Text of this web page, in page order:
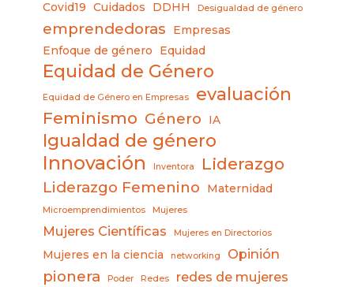
Covid19 Cuidados DDHH Desigualdad de género
emprendedoras
Empresas
Enfoque de género
Equidad
Equidad de Género
Equidad de Género en Empresas evaluación
Feminismo Género IA
Igualdad de género
Innovación Inventora Liderazgo
Liderazgo Femenino Maternidad
Microemprendimientos Mujeres
Mujeres Científicas Mujeres en Directorios
Mujeres en la ciencia networking Opinión
pionera Poder Redes redes de mujeres